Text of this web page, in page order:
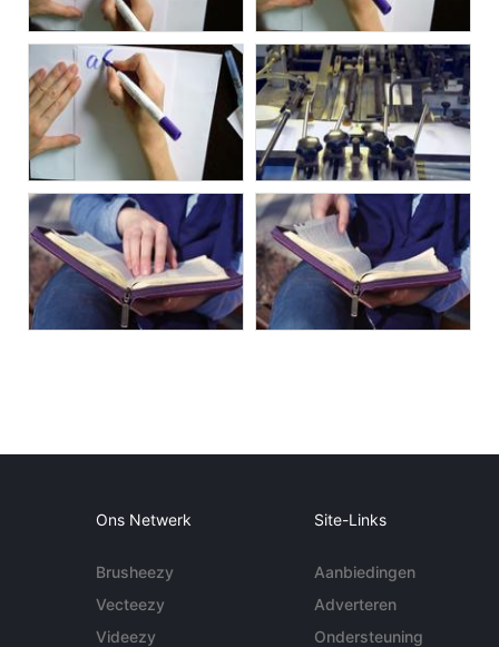
Ons Netwerk
Brusheezy
Vecteezy
Videezy
Site-Links
Aanbiedingen
Adverteren
Ondersteuning